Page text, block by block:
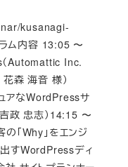
kusanagi-
ム内容 13:05 〜
（Automattic Inc.
森 海音 様）
アなWordPressサ
政 忠志）14:15 〜
「Why」をエンジ
すWordPressディ